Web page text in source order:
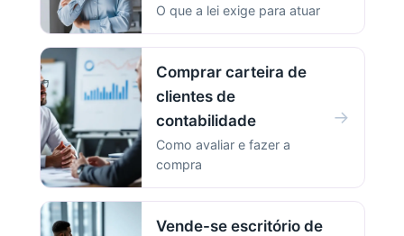
O que a lei exige para atuar
Comprar carteira de
clientes de
contabilidade
Como avaliar e fazer a
compra
→
Vende-se escritório de